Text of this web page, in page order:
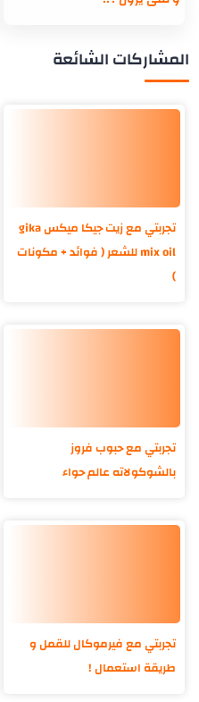
المشاركات الشائعة
تجربتي مع زيت جيكا ميكس gika
mix oil للشعر ( فوائد + مكونات
تجربتي مع حبوب فروز
بالشوكولاته عالم حواء
تجربتي مع فيرموكال للقمل و
طريقة استعمال !